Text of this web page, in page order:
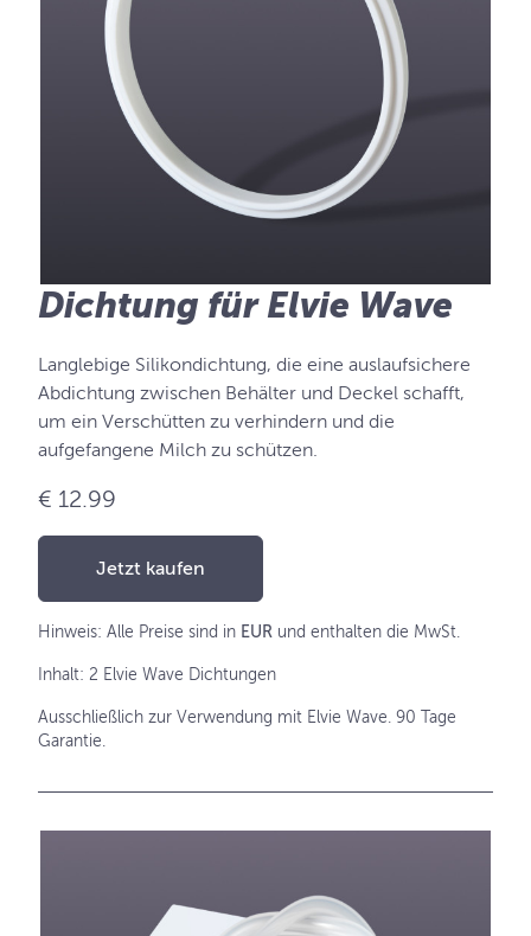
Dichtung für Elvie Wave
Langlebige Silikondichtung, die eine auslaufsichere
Abdichtung zwischen Behälter und Deckel schafft,
um ein Verschütten zu verhindern und die
aufgefangene Milch zu schützen.
€ 12.99
Jetzt kaufen
Hinweis: Alle Preise sind in EUR und enthalten die MwSt.
Inhalt: 2 Elvie Wave Dichtungen
Ausschließlich zur Verwendung mit Elvie Wave. 90 Tage
Garantie.